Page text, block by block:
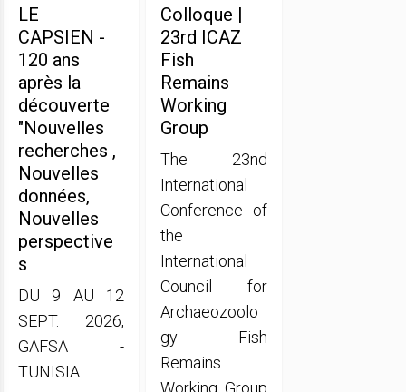
LE
CAPSIEN -
120 ans
après la
découverte
"Nouvelles
recherches ,
Nouvelles
données,
Nouvelles
perspective
s
DU 9 AU 12
SEPT. 2026,
GAFSA -
TUNISIA
Colloque |
23rd ICAZ
Fish
Remains
Working
Group
The 23nd
International
Conference of
the
International
Council for
Archaeozoolo
gy Fish
Remains
Working Group